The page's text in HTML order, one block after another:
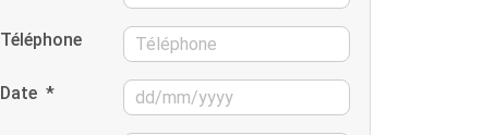
Téléphone
Date *